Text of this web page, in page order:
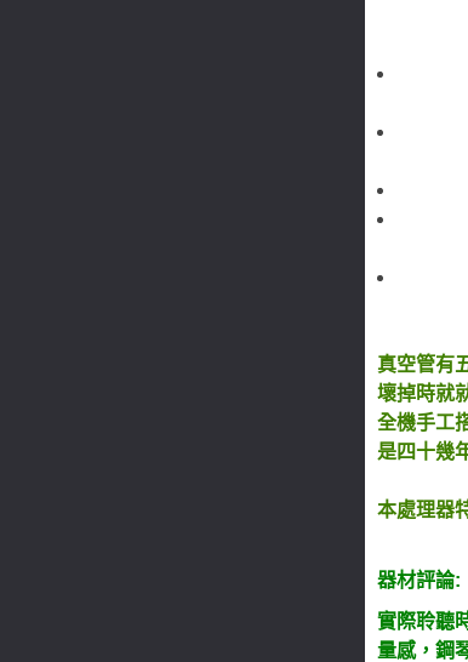
真空管有
壞掉時就
全機手工
是四十幾
本處理器
器材評論:
實際聆聽
量感，鋼